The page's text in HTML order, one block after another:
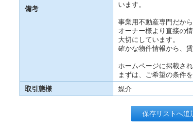
備考
います。
事業用不動産専門だか
オーナー様より直接の
大切にしています。
確かな物件情報から、
ホームページに掲載さ
まずは、ご希望の条件
取引態様
媒介
保存リストへ追